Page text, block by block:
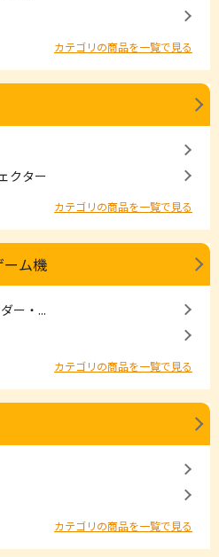
カテゴリの商品を一覧で見る
クター
カテゴリの商品を一覧で見る
ーム機
ー・...
カテゴリの商品を一覧で見る
カテゴリの商品を一覧で見る